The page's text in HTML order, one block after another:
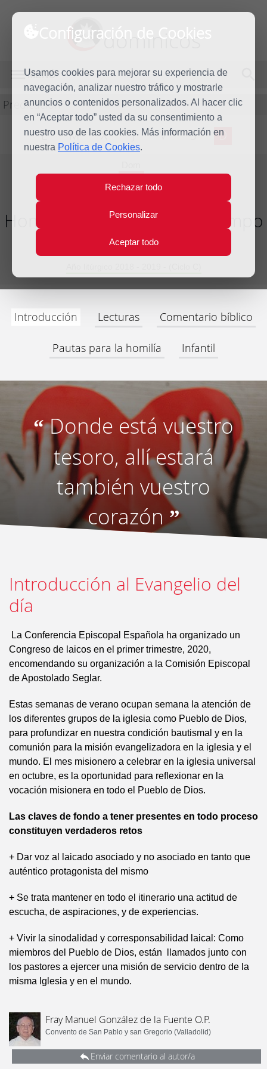
Configuración de Cookies
Usamos cookies para mejorar su experiencia de
navegación, analizar nuestro tráfico y mostrarle
anuncios o contenidos personalizados. Al hacer clic
en “Aceptar todo” usted da su consentimiento a
nuestro uso de las cookies. Más información en
nuestra Política de Cookies.
Rechazar todo
Personalizar
Aceptar todo
dominicos
MENÚ
Predicación
L M X J V S D
11
Ago
Homilía XIX Domingo del tiempo
ordinario
Introducción Lecturas Comentario bíblico
Pautas para la homilía Infantil
“Donde está vuestro
tesoro, allí estará
también vuestro
corazón ”
Introducción al Evangelio del
día
La Conferencia Episcopal Española ha organizado un
Congreso de laicos en el primer trimestre, 2020,
encomendando su organización a la Comisión Episcopal
de Apostolado Seglar.
Estas semanas de verano ocupan semana la atención de
los diferentes grupos de la iglesia como Pueblo de Dios,
para profundizar en nuestra condición bautismal y en la
comunión para la misión evangelizadora en la iglesia y el
mundo. El mes misionero a celebrar en la iglesia universal
en octubre, es la oportunidad para reflexionar en la
vocación misionera en todo el Pueblo de Dios.
Las claves de fondo a tener presentes en todo proceso
constituyen verdaderos retos
+ Dar voz al laicado asociado y no asociado en tanto que
auténtico protagonista del mismo
+ Se trata mantener en todo el itinerario una actitud de
escucha, de aspiraciones, y de experiencias.
+ Vivir la sinodalidad y corresponsabilidad laical: Como
miembros del Pueblo de Dios, están llamados junto con
los pastores a ejercer una misión de servicio dentro de la
misma Iglesia y en el mundo.
Fray Manuel González de la Fuente O.P.
Convento de San Pablo y san Gregorio (Valladolid)
Enviar comentario al autor/a